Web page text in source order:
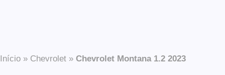
Início » Chevrolet » Chevrolet Montana 1.2 2023